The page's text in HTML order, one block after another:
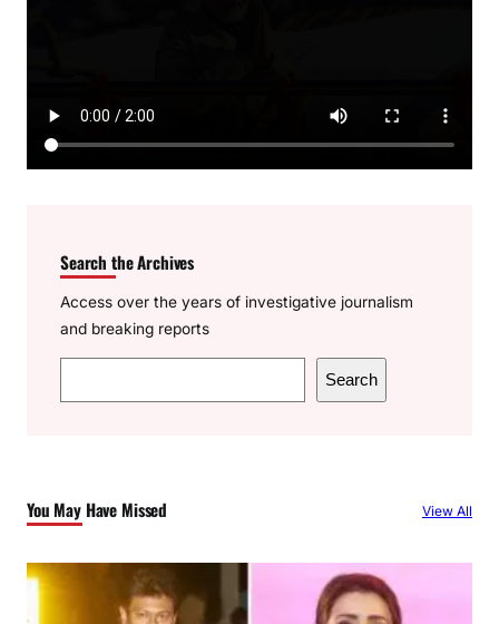
Search the Archives
Access over the years of investigative journalism
and breaking reports
e
h
Search
You May Have Missed View All